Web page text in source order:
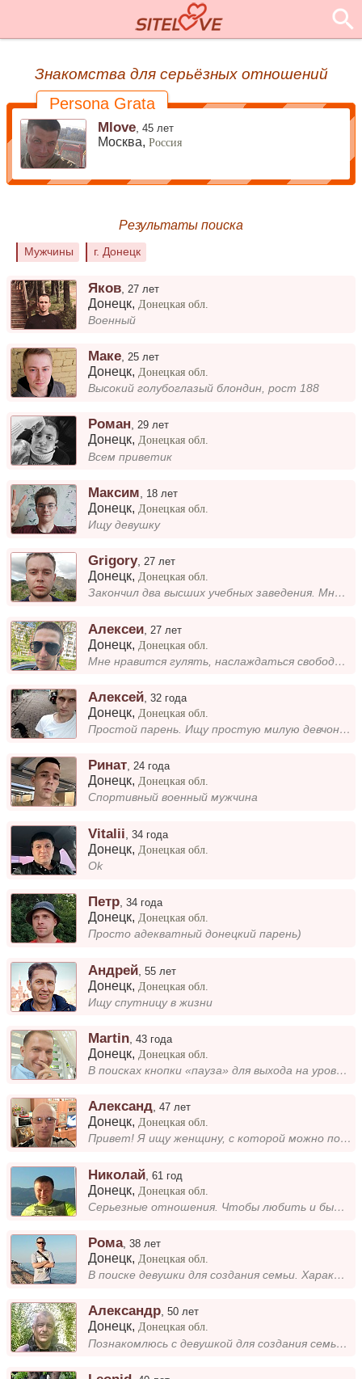
Знакомства для серьёзных отношений
Persona Grata
Mlove ,45 лет
Москва,Россия
Результаты поиска
Мужчины г. Донецк
Яков 27 лет
Донецк, Донецкая обл.
Военный
Маке 25 лет
Донецк, Донецкая обл.
Высокий голубоглазый блондин, рост 188
Роман,29 лет
Донецк,Донецкая обл.
Всем приветик
Максим 18 лет
Донецк, Донецкая обл.
Ищу девушку
Grigory, 27 лет
Донецк, Донецкая обл.
Закончил два высших учебных заведения. Мне нравятся занятия, требующие логического подхода — например, стратегические на...
Алексеи 27 лет
Донецк, Донецкая обл.
Мне нравится гулять, наслаждаться свободным временем и открывать новые места. Ищу вторую половинку, с которой можно дели...
Алексей ,32 года
Донецк, Донецкая обл.
Простой парень. Ищу простую милую девчонку только за серьёзные отношения люблю спорт если что будем заниматься вместе, б...
Ринат,24 года
Донецк, Донецкая обл.
Спортивный военный мужчина
Vitalii ,34 года
Донецк, Донецкая обл.
Ok
Петр ,34 года
Донецк, Донецкая обл.
Просто адекватный донецкий парень)
Андрей ,55 лет
Донецк, Донецкая обл.
Ищу спутницу в жизни
Martin ,43 года
Донецк, Донецкая обл.
В поисках кнопки «пауза» для выхода на уровень отдыха и релаксации.
Александ,47 лет
Донецк, Донецкая обл.
Привет! Я ищу женщину, с которой можно построить серьезные отношения. Люблю проводить время на природе — это помогает мн...
Николай ,61 год
Донецк, Донецкая обл.
Серьезные отношения. Чтобы любить и быть любимым.
Рома,38 лет
Донецк, Донецкая обл.
В поиске девушки для создания семьи. Характер спокойный.
Александр,50 лет
Донецк,Донецкая обл.
Познакомлюсь с девушкой для создания семьи. Не пью, не курю, занимаюсь спортом. Добрый и позитивный....